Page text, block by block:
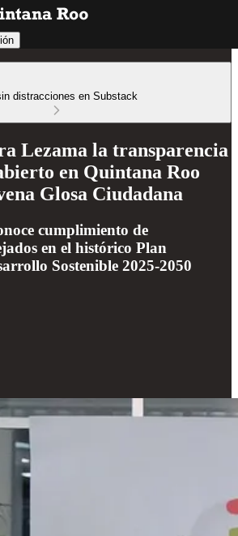
distracciones en Substack
Lezama la transparencia
en Quintana Roo
Glosa Ciudadana
cumplimiento de
en el histórico Plan
Sostenible 2025-2050